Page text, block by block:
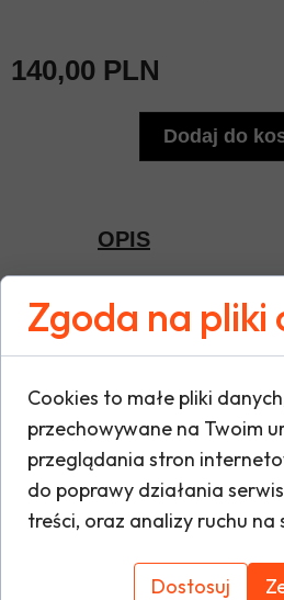
Tabela rozmiarów
Dodaj do
Szybkoschnąca
technologią
Regularny krój.
rękawach. Przód i
Model w kolorze
Materiał: 100%
OPIS
140,00 PLN
Zgoda na pliki
Cookies to małe pliki
przechowywane na Twoim
przeglądania stron
do poprawy działania
treści, oraz analizy ruchu na
Dostosuj